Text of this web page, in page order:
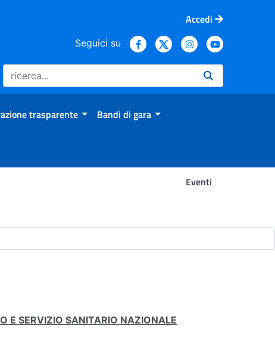
Accedi
Seguici su
trasparente Bandi di gara
Eventi
E SERVIZIO SANITARIO NAZIONALE